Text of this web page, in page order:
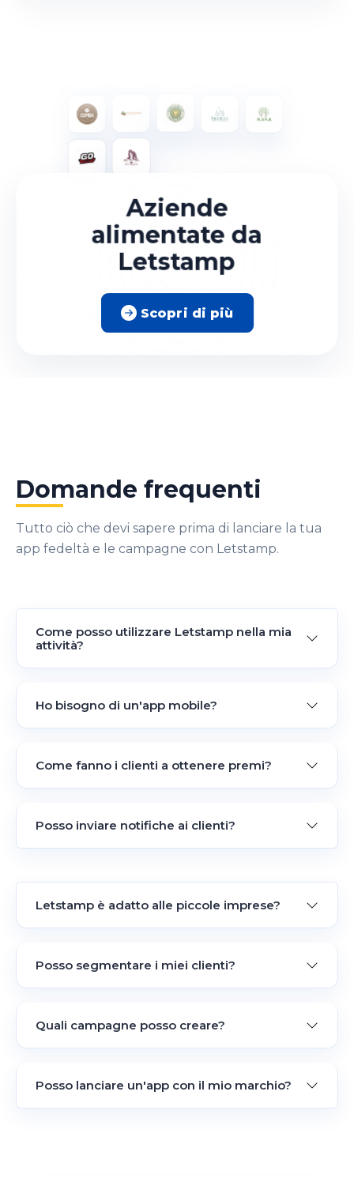
Aziende
alimentate da
Letstamp
Scopri di più
Domande frequenti
Tutto ciò che devi sapere prima di lanciare la tua
app fedeltà e le campagne con Letstamp.
Come posso utilizzare Letstamp nella mia
attività?
Ho bisogno di un'app mobile?
Come fanno i clienti a ottenere premi?
Posso inviare notifiche ai clienti?
Letstamp è adatto alle piccole imprese?
Posso segmentare i miei clienti?
Quali campagne posso creare?
Posso lanciare un'app con il mio marchio?